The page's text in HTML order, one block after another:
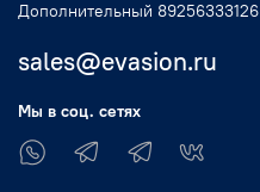
Дополнительный 89256333126
sales@evasion.ru
Мы в соц. сетях